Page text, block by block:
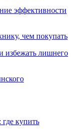
эффективности
чем покупать
избежать лишнего
купить